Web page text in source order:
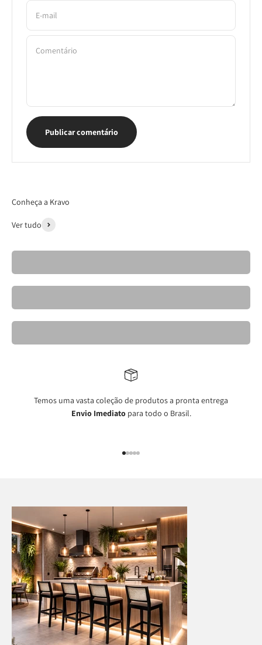
E-mail
Comentário
Publicar comentário
Conheça a Kravo
Ver tudo
Cadeiras- Kravo 26
Banquetas Kravo
Mesas de Jantar Elegantes- Kravo
Temos uma vasta coleção de produtos a pronta entrega
Envio Imediatopara todo o Brasil.